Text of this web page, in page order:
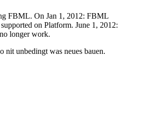
FBML. On Jan 1, 2012: FBML
on Platform. June 1, 2012:
longer work.
nit unbedingt was neues bauen.